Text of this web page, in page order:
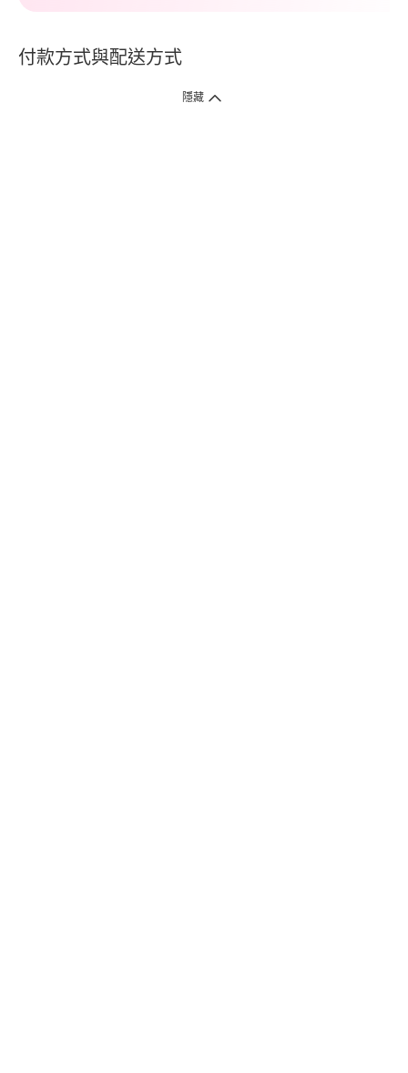
付款方式與配送方式
隱藏